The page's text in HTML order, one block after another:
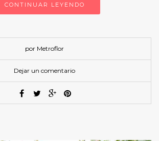
CONTINUAR LEYENDO
por Metroflor
Dejar un comentario